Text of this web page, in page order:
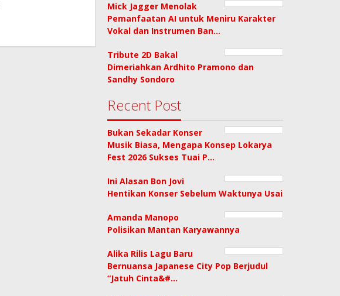
Mick Jagger Menolak
Pemanfaatan AI untuk Meniru Karakter
Vokal dan Instrumen Ban…
Tribute 2D Bakal
Dimeriahkan Ardhito Pramono dan
Sandhy Sondoro
Recent Post
Bukan Sekadar Konser
Musik Biasa, Mengapa Konsep Lokarya
Fest 2026 Sukses Tuai P…
Ini Alasan Bon Jovi
Hentikan Konser Sebelum Waktunya Usai
Amanda Manopo
Polisikan Mantan Karyawannya
Alika Rilis Lagu Baru
Bernuansa Japanese City Pop Berjudul
“Jatuh Cinta&#…